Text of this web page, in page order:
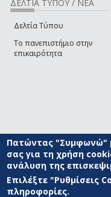
ΔΕΛΤΙΑ ΤΥΠΟΥ / ΝΕΑ
Δελτία Τύπου
Το πανεπιστήμιο στην
επικαιρότητα
© ΠΑΝΕΠΙΣΤΗΜΙΟ ΑΙΓΑΙΟΥ
ΑΝΑΠΤΥΞΗΣ
Πατώντας "Συμφωνώ"
σας για τη χρήση
ανάλυση της
Επιλέξτε "Ρυθμίσεις
πληροφορίες.